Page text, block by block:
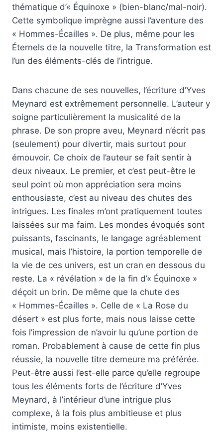
thématique d’« Équinoxe » (bien-blanc/mal-noir).
Cette symbolique imprègne aussi l’aventure des
« Hommes-Écailles ». De plus, même pour les
Éternels de la nouvelle titre, la Transformation est
l’un des éléments-clés de l’intrigue.
Dans chacune de ses nouvelles, l’écriture d’Yves
Meynard est extrêmement personnelle. L’auteur y
soigne particulièrement la musicalité de la
phrase. De son propre aveu, Meynard n’écrit pas
(seulement) pour divertir, mais surtout pour
émouvoir. Ce choix de l’auteur se fait sentir à
deux niveaux. Le premier, et c’est peut-être le
seul point où mon appréciation sera moins
enthousiaste, c’est au niveau des chutes des
intrigues. Les finales m’ont pratiquement toutes
laissées sur ma faim. Les mondes évoqués sont
puissants, fascinants, le langage agréablement
musical, mais l’histoire, la portion temporelle de
la vie de ces univers, est un cran en dessous du
reste. La « révélation » de la fin d’« Équinoxe »
déçoit un brin. De même que la chute des
« Hommes-Écailles ». Celle de « La Rose du
désert » est plus forte, mais nous laisse cette
fois l’impression de n’avoir lu qu’une portion de
roman. Probablement à cause de cette fin plus
réussie, la nouvelle titre demeure ma préférée.
Peut-être aussi l’est-elle parce qu’elle regroupe
tous les éléments forts de l’écriture d’Yves
Meynard, à l’intérieur d’une intrigue plus
complexe, à la fois plus ambitieuse et plus
intimiste, moins existentielle.